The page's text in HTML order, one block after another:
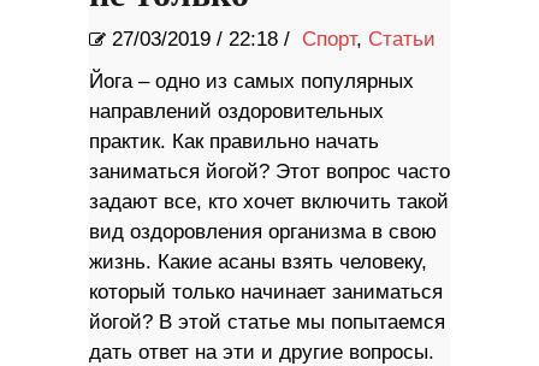
27/03/2019 / 22:18 / Спорт, Статьи
Йога – одно из самых популярных
направлений оздоровительных
практик. Как правильно начать
заниматься йогой? Этот вопрос часто
задают все, кто хочет включить такой
вид оздоровления организма в свою
жизнь. Какие асаны взять человеку,
который только начинает заниматься
йогой? В этой статье мы попытаемся
дать ответ на эти и другие вопросы.